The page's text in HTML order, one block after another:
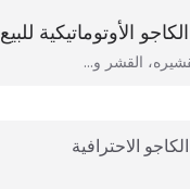
الأوتوماتيكية للبيع
القشر و…